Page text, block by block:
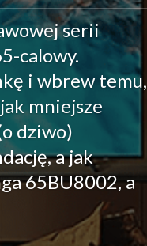
serii
calowy.
i wbrew temu,
mniejsze
dziwo)
a jak
65BU8002, a